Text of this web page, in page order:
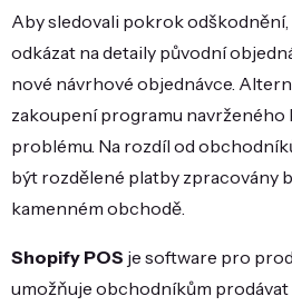
Aby sledovali pokrok
odkázat na detaily původní
nové návrhové objednávce.
zakoupení programu
problému. Na rozdíl od
být rozdělené platby zpracovány
kamenném obchodě.
Shopify POS je software pro
umožňuje obchodníkům prodávat